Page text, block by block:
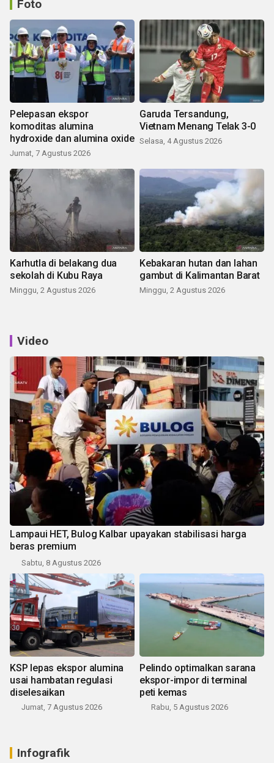
Foto
Pelepasan ekspor
komoditas alumina
hydroxide dan alumina oxide
Jumat, 7 Agustus 2026
Garuda Tersandung,
Vietnam Menang Telak 3-0
Selasa, 4 Agustus 2026
Karhutla di belakang dua
sekolah di Kubu Raya
Minggu, 2 Agustus 2026
Kebakaran hutan dan lahan
gambut di Kalimantan Barat
Minggu, 2 Agustus 2026
Video
Lampaui HET, Bulog Kalbar upayakan stabilisasi harga
beras premium
Sabtu, 8 Agustus 2026
KSP lepas ekspor alumina
usai hambatan regulasi
diselesaikan
Jumat, 7 Agustus 2026
Pelindo optimalkan sarana
ekspor-impor di terminal
peti kemas
Rabu, 5 Agustus 2026
Infografik